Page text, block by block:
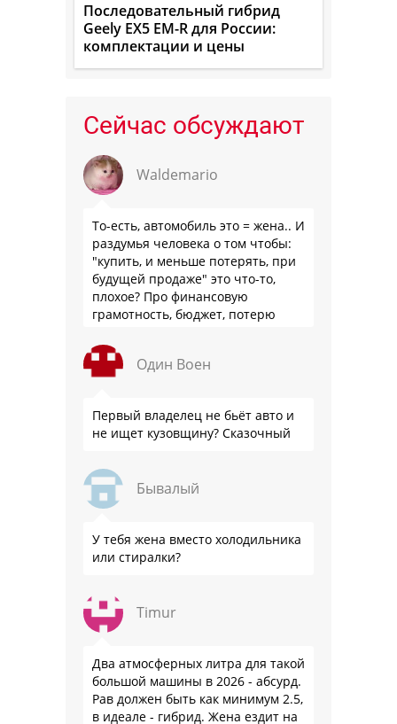
Последовательный гибрид
Geely EX5 EM-R для России:
комплектации и цены
Сейчас обсуждают
Waldemario
То-есть, автомобиль это = жена.. И
раздумья человека о том чтобы:
"купить, и меньше потерять, при
будущей продаже" это что-то,
плохое? Про финансовую
грамотность, бюджет, потерю
слышали?
Один Воен
Первый владелец не бьёт авто и
не ищет кузовщину? Сказочный
Бывалый
У тебя жена вместо холодильника
или стиралки?
Timur
Два атмосферных литра для такой
большой машины в 2026 - абсурд.
Рав должен быть как минимум 2.5,
в идеале - гибрид. Жена ездит на